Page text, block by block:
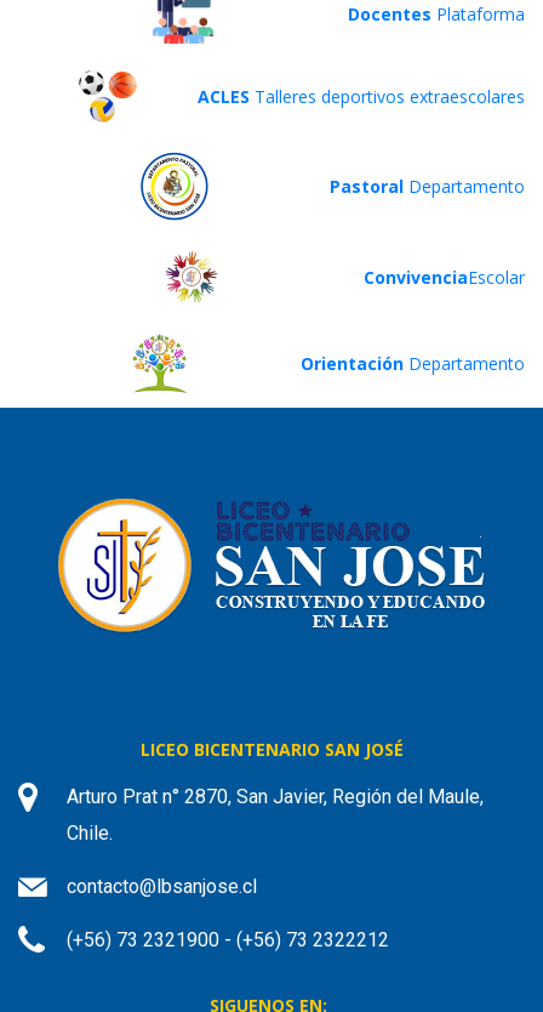
Docentes Plataforma
ACLES Talleres deportivos extraescolares
Pastoral Departamento
ConvivenciaEscolar
Orientación Departamento
LICEO BICENTENARIO SAN JOSÉ
Arturo Prat n° 2870, San Javier, Región del Maule,
Chile.
contacto@lbsanjose.cl
(+56) 73 2321900 - (+56) 73 2322212
SIGUENOS EN: